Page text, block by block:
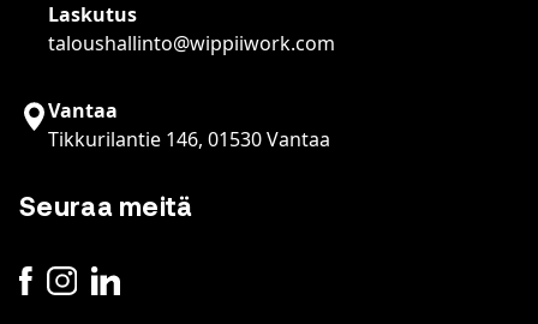
Laskutus
taloushallinto@wippiiwork.com
Vantaa
Tikkurilantie 146, 01530 Vantaa
Seuraa meitä